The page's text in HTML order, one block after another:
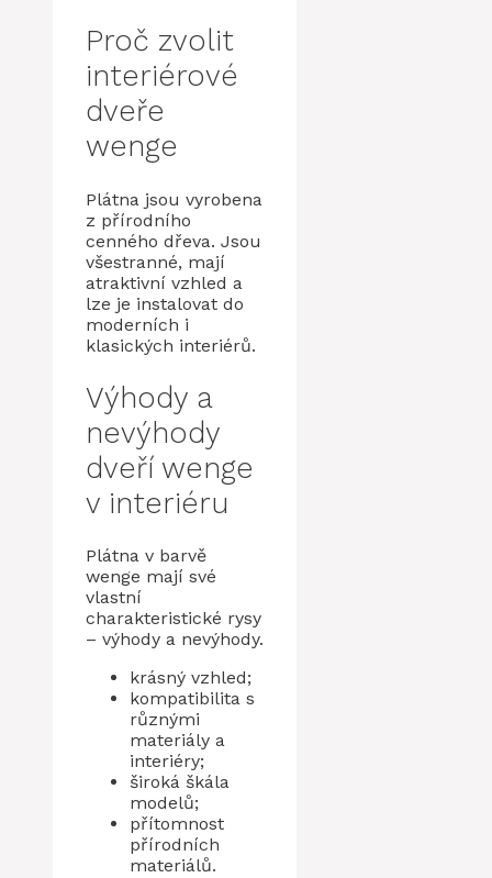
Proč zvolit
interiérové ​​
dveře
wenge
Plátna jsou vyrobena
z přírodního
cenného dřeva. Jsou
všestranné, mají
atraktivní vzhled a
lze je instalovat do
moderních i
klasických interiérů.
Výhody a
nevýhody
dveří wenge
v interiéru
Plátna v barvě
wenge mají své
vlastní
charakteristické rysy
– výhody a nevýhody.
krásný vzhled;
kompatibilita s
různými
materiály a
interiéry;
široká škála
modelů;
přítomnost
přírodních
materiálů.